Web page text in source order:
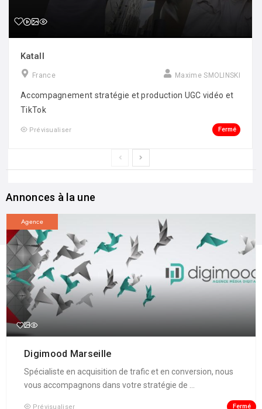
Katall
France Maxime SMOLINSKI
Accompagnement stratégie et production UGC vidéo et
TikTok
Prévisualiser Fermé
Annonces à la une
Agence
Digimood Marseille
Spécialiste en acquisition de trafic et en conversion, nous
vous accompagnons dans votre stratégie de ...
Prévisualiser Fermé